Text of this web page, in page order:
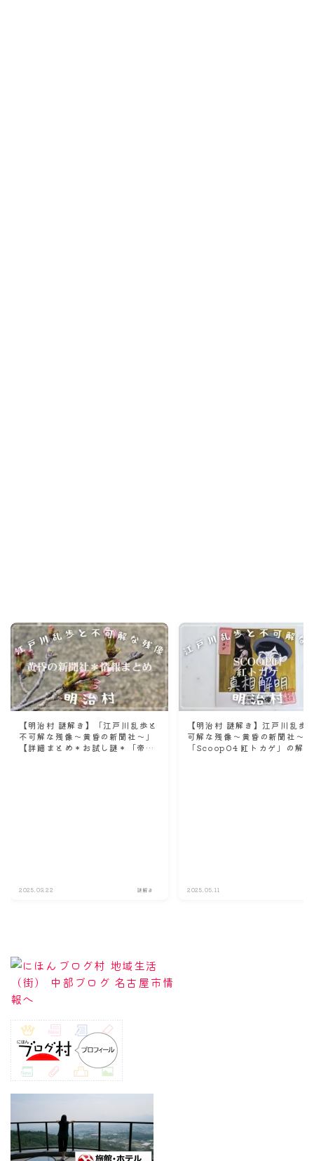
【明治村 謎解き】「江戸川乱歩と
不可解な残像～黄昏の新聞社〜」
【詳細まとめ＊お試し謎＊「帝国
2025.03.22 謎解き
【明治村 謎解き】江戸川乱歩
可解な残像～黄昏の新聞社〜
「Scoop04 紅トカゲ」の解
2025.05.11